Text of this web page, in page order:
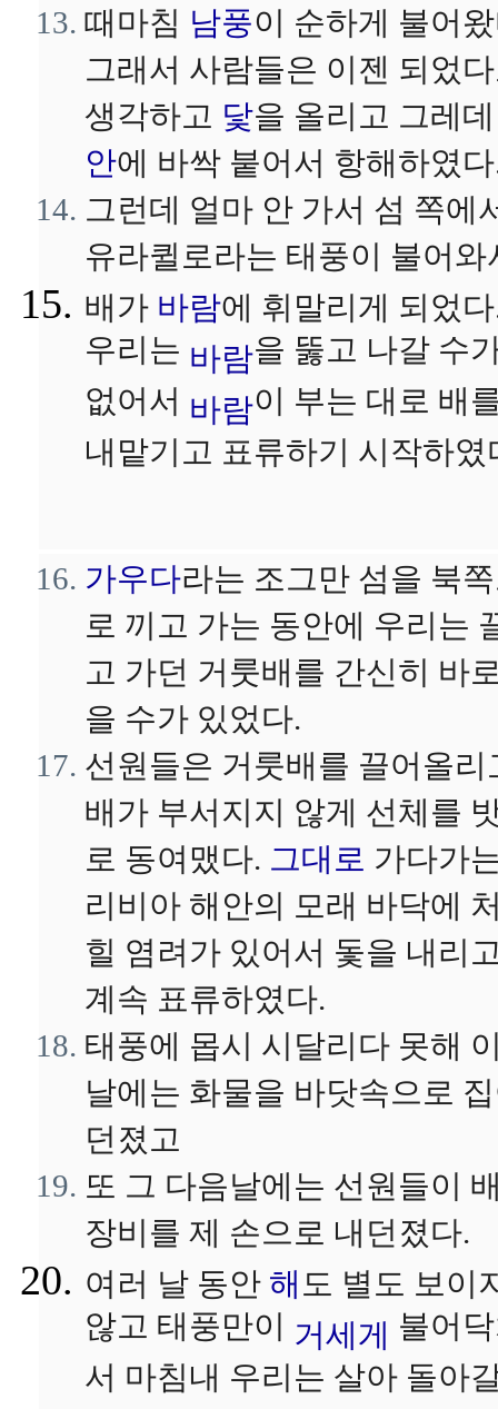
때마침 남풍이 순하게 불어
그래서 사람들은 이젠 되었
생각하고 닻을 올리고 그레
안에 바싹 붙어서 항해하였
그런데 얼마 안 가서 섬 쪽에
유라퀼로라는 태풍이 불어와
배가 바람에 휘말리게 되었
우리는 바람을 뚫고 나갈 수
없어서 바람이 부는 대로 배
내맡기고 표류하기 시작하였
가우다라는 조그만 섬을 북
로 끼고 가는 동안에 우리는
고 가던 거룻배를 간신히 바
을 수가 있었다.
선원들은 거룻배를 끌어올리
배가 부서지지 않게 선체를
로 동여맸다. 그대로 가다가
리비아 해안의 모래 바닥에
힐 염려가 있어서 돛을 내리
계속 표류하였다.
태풍에 몹시 시달리다 못해
날에는 화물을 바닷속으로
던졌고
또 그 다음날에는 선원들이
장비를 제 손으로 내던졌다.
여러 날 동안 해 도 별도 보이
않고 태풍만이 거세게 불어
서 마침내 우리는 살아 돌아